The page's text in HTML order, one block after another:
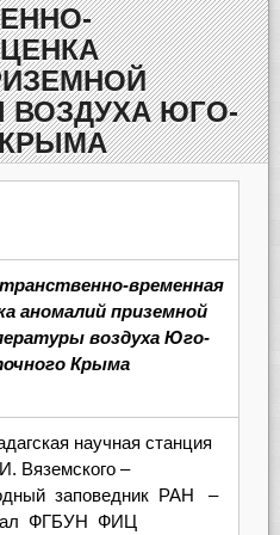
ВОЗДУХА ЮГО-
временная
аномалий приземной
воздуха Юго-
Крыма
научная станция
Вяземского –
заповедник РАН –
ФГБУН ФИЦ